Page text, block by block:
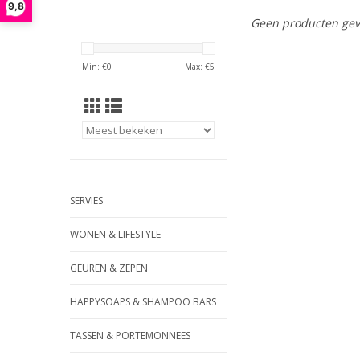
9,8
Min: €0 Max: €5
SERVIES
WONEN & LIFESTYLE
GEUREN & ZEPEN
HAPPYSOAPS & SHAMPOO BARS
TASSEN & PORTEMONNEES
Geen producten